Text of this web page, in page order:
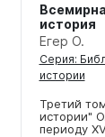
история
Егер О.
Серия:
истории
Третий
истории"
периоду